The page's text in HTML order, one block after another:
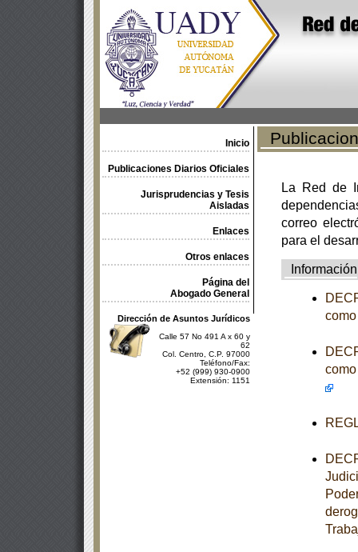
Inicio
Publicaciones Diarios Oficiales
Jurisprudencias y Tesis
Aisladas
Enlaces
Otros enlaces
Página del
Abogado General
Dirección de Asuntos Jurídicos
Calle 57 No 491 A x 60 y
62
Col. Centro, C.P. 97000
Teléfono/Fax:
+52 (999) 930-0900
Extensión: 1151
La Red de
correo
para el
Información